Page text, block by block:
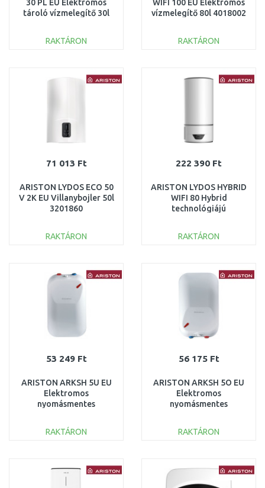
30 PL EU Elektromos
tároló vízmelegítő 30l
RAKTÁRON
Összehasonlítás
WIFI 100 EU Elektromos
vízmelegítő 80l 4018002
RAKTÁRON
Összehasonlítás
71 013 Ft
ARISTON LYDOS ECO 50
V 2K EU Villanybojler 50l
3201860
RAKTÁRON
Összehasonlítás
222 390 Ft
ARISTON LYDOS HYBRID
WIFI 80 Hybrid
technológiájú
80l 1,2kW 3629064
RAKTÁRON
Összehasonlítás
53 249 Ft
ARISTON ARKSH 5U EU
Elektromos
nyomásmentes
3100659
RAKTÁRON
Összehasonlítás
56 175 Ft
ARISTON ARKSH 5O EU
Elektromos
nyomásmentes
3100658
RAKTÁRON
Összehasonlítás